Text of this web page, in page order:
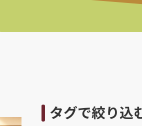
タグで絞り込